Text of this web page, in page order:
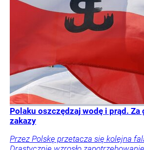
Polaku oszczędzaj wodę i prąd. Za
zakazy
Przez Polskę przetacza się kolejna